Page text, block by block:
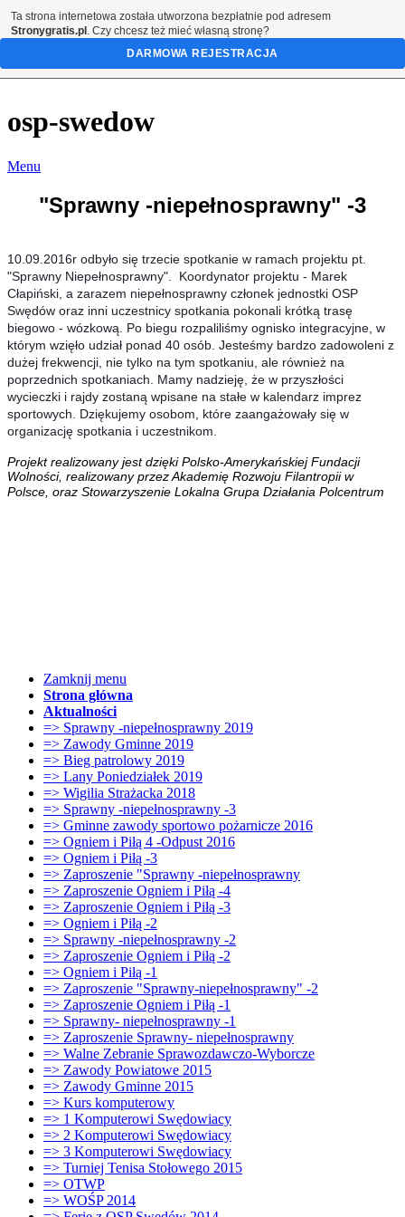
osp-swedow
Menu
"Sprawny -niepełnosprawny" -3
10.09.2016r odbyło się trzecie spotkanie w ramach projektu pt.
"Sprawny Niepełnosprawny". Koordynator projektu - Marek
Cłapiński, a zarazem niepełnosprawny członek jednostki OSP
Swędów oraz inni uczestnicy spotkania pokonali krótką trasę
biegowo - wózkową. Po biegu rozpaliliśmy ognisko integracyjne, w
którym wzięło udział ponad 40 osób. Jesteśmy bardzo zadowoleni z
dużej frekwencji, nie tylko na tym spotkaniu, ale również na
poprzednich spotkaniach. Mamy nadzieję, że w przyszłości
wycieczki i rajdy zostaną wpisane na stałe w kalendarz imprez
sportowych. Dziękujemy osobom, które zaangażowały się w
organizację spotkania i uczestnikom.
Projekt realizowany jest dzięki Polsko-Amerykańskiej Fundacji
Wolności, realizowany przez Akademię Rozwoju Filantropii w
Polsce, oraz Stowarzyszenie Lokalna Grupa Działania Polcentrum
Zamknij menu
Strona główna
Aktualności
=> Sprawny -niepełnosprawny 2019
=> Zawody Gminne 2019
=> Bieg patrolowy 2019
=> Lany Poniedziałek 2019
=> Wigilia Strażacka 2018
=> Sprawny -niepełnosprawny -3
=> Gminne zawody sportowo pożarnicze 2016
=> Ogniem i Piłą 4 -Odpust 2016
=> Ogniem i Piłą -3
=> Zaproszenie "Sprawny -niepełnosprawny
=> Zaproszenie Ogniem i Piłą -4
=> Zaproszenie Ogniem i Piłą -3
=> Ogniem i Piłą -2
=> Sprawny -niepełnosprawny -2
=> Zaproszenie Ogniem i Piłą -2
=> Ogniem i Piłą -1
=> Zaproszenie "Sprawny-niepełnosprawny" -2
=> Zaproszenie Ogniem i Piłą -1
=> Sprawny- niepełnosprawny -1
=> Zaproszenie Sprawny- niepełnosprawny
=> Walne Zebranie Sprawozdawczo-Wyborcze
=> Zawody Powiatowe 2015
=> Zawody Gminne 2015
=> Kurs komputerowy
=> 1 Komputerowi Swędowiacy
=> 2 Komputerowi Swędowiacy
=> 3 Komputerowi Swędowiacy
=> Turniej Tenisa Stołowego 2015
=> OTWP
=> WOŚP 2014
Ta strona internetowa została utworzona bezpłatnie pod adresem
Stronygratis.pl . Czy chcesz też mieć własną stronę?
DARMOWA REJESTRACJA